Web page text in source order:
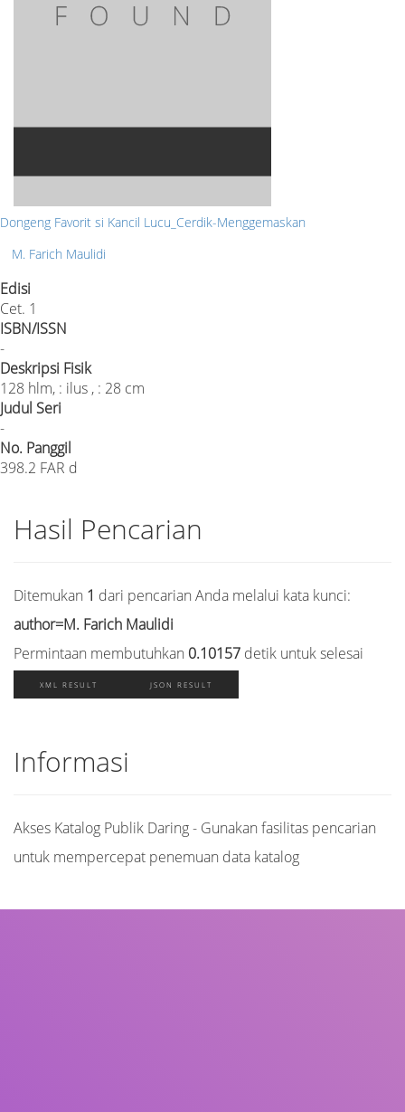
Dongeng Favorit si Kancil Lucu_Cerdik-Menggemaskan
M. Farich Maulidi
Edisi
Cet. 1
ISBN/ISSN
-
Deskripsi Fisik
128 hlm, : ilus , : 28 cm
Judul Seri
-
No. Panggil
398.2 FAR d
Hasil Pencarian
Ditemukan 1 dari pencarian Anda melalui kata kunci:
author=M. Farich Maulidi
Permintaan membutuhkan 0.10157 detik untuk selesai
XML RESULT JSON RESULT
Informasi
Akses Katalog Publik Daring - Gunakan fasilitas pencarian
untuk mempercepat penemuan data katalog